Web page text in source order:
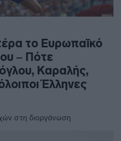
το Ευρωπαϊκό
– Πότε
Καραλής,
Έλληνες
στη διοργάνωση